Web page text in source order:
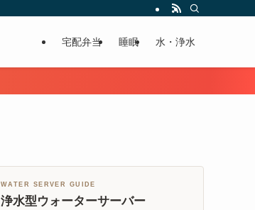
宅配弁当 睡眠 水・浄水
WATER SERVER GUIDE
浄水型ウォーターサーバー